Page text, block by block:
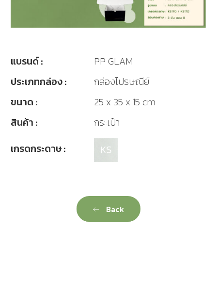
แบรนด์ :
PP GLAM
ประเภทกล่อง :
กล่องไปรษณีย์
ขนาด :
25 x 35 x 15 cm
สินค้า :
กระเป๋า
เกรดกระดาษ :
Back